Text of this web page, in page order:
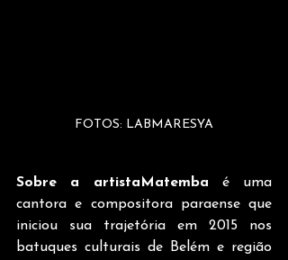
FOTOS: LABMARESYA
Sobre a artistaMatemba é uma
cantora e compositora paraense que
iniciou sua trajetória em 2015 nos
batuques culturais de Belém e região